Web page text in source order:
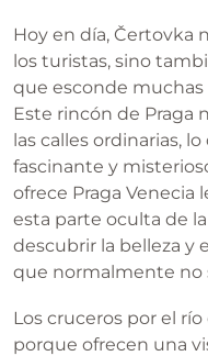
Hoy en día, Čertovka
los turistas, sino
que esconde muchas
Este rincón de Praga
las calles ordinarias,
fascinante y
ofrece Praga Venecia
esta parte oculta de
descubrir la belleza y
que normalmente no
Los cruceros por el
porque ofrecen una